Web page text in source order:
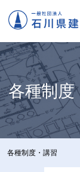
各種制度
各種制度・講習